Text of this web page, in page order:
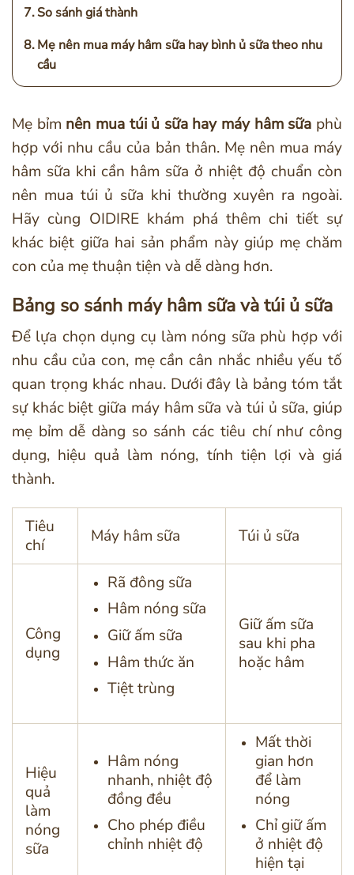
So sánh giá thành
Mẹ nên mua máy hâm sữa hay bình ủ sữa theo nhu
cầu
Mẹ bỉm nên mua túi ủ sữa hay máy hâm sữa phù
hợp với nhu cầu của bản thân. Mẹ nên mua máy
hâm sữa khi cần hâm sữa ở nhiệt độ chuẩn còn
nên mua túi ủ sữa khi thường xuyên ra ngoài.
Hãy cùng OIDIRE khám phá thêm chi tiết sự
khác biệt giữa hai sản phẩm này giúp mẹ chăm
con của mẹ thuận tiện và dễ dàng hơn.
Bảng so sánh máy hâm sữa và túi ủ sữa
Để lựa chọn dụng cụ làm nóng sữa phù hợp với
nhu cầu của con, mẹ cần cân nhắc nhiều yếu tố
quan trọng khác nhau. Dưới đây là bảng tóm tắt
sự khác biệt giữa máy hâm sữa và túi ủ sữa, giúp
mẹ bỉm dễ dàng so sánh các tiêu chí như công
dụng, hiệu quả làm nóng, tính tiện lợi và giá
thành.
Tiêu
chí
Máy hâm sữa Túi ủ sữa
Công
dụng
Rã đông sữa
Hâm nóng sữa
Giữ ấm sữa
Hâm thức ăn
Tiệt trùng
Giữ ấm sữa
sau khi pha
hoặc hâm
Hiệu
quả
làm
nóng
sữa
Hâm nóng
nhanh, nhiệt độ
đồng đều
Cho phép điều
chỉnh nhiệt độ
Mất thời
gian hơn
để làm
nóng
Chỉ giữ ấm
ở nhiệt độ
hiện tại